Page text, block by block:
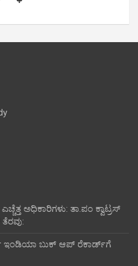
ಅಧಿಕಾರಿಗಳು: ತಾ.ಪಂ ಕ್ವಾಟ್ರಸ್
ಇಂಡಿಯಾ ಬುಕ್ ಆಪ್ ರೆಕಾರ್ಡ್‌ಗೆ